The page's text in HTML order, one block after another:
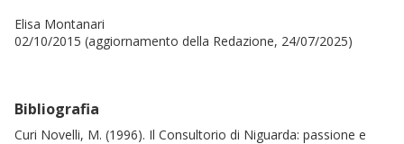
Elisa Montanari
02/10/2015 (aggiornamento della Redazione, 24/07/2025)
Bibliografia
Curi Novelli, M. (1996). Il Consultorio di Niguarda: passione e